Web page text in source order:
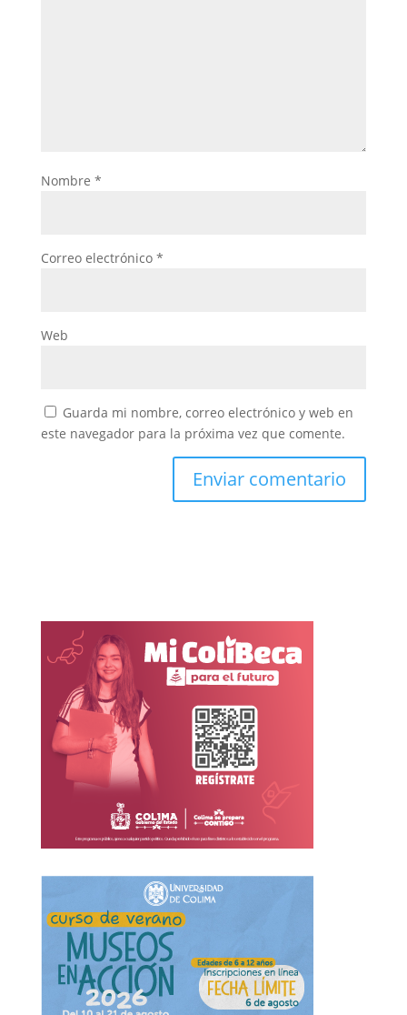
Nombre *
Correo electrónico *
Web
Guarda mi nombre, correo electrónico y web en
este navegador para la próxima vez que comente.